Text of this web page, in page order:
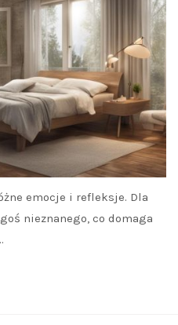
emocje i refleksje. Dla
nieznanego, co domaga